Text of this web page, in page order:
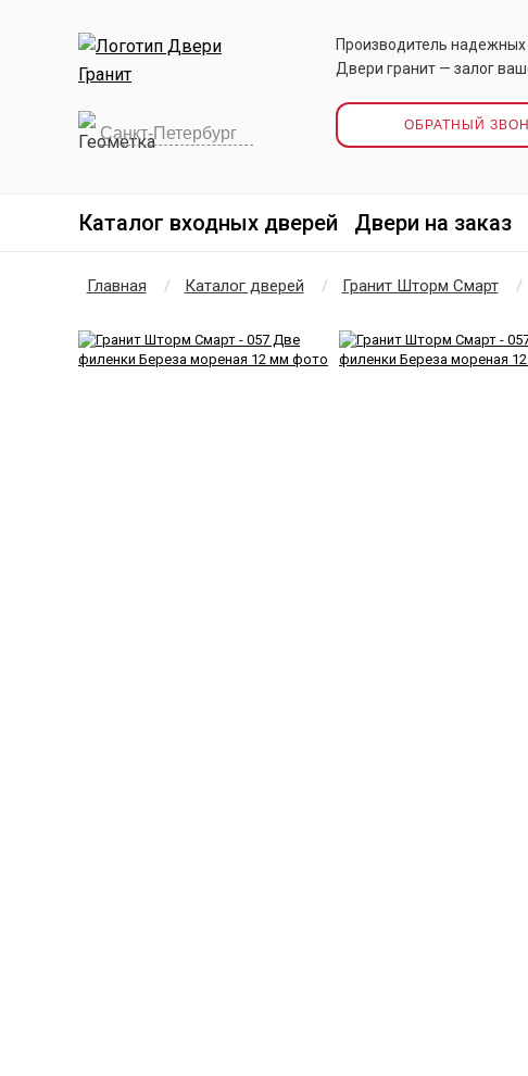
Производитель надежных
Двери гранит — залог
ОБРАТНЫЙ
Каталог входных дверей Двери на заказ
Главная Каталог дверей Гранит Шторм Смарт